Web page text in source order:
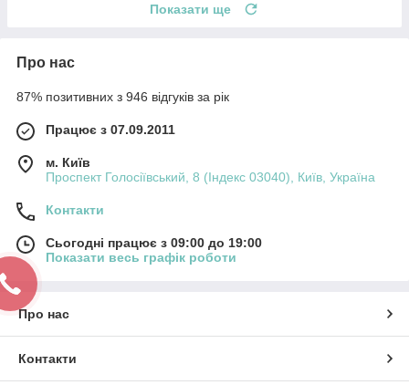
Показати ще
Про нас
87% позитивних з 946 відгуків за рік
Працює з 07.09.2011
м. Київ
Проспект Голосіївський, 8 (Індекс 03040), Київ, Україна
Контакти
Сьогодні працює з 09:00 до 19:00
Показати весь графік роботи
Про нас
Контакти